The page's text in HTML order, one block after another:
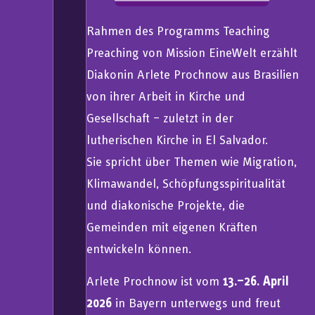
Rahmen des Programms Teaching
Preaching von Mission EineWelt erzählt
Diakonin Arlete Prochnow aus Brasilien
von ihrer Arbeit in Kirche und
Gesellschaft – zuletzt in der
lutherischen Kirche in El Salvador.
Sie spricht über Themen wie Migration,
Klimawandel, Schöpfungsspiritualität
und diakonische Projekte, die
Gemeinden mit eigenen Kräften
entwickeln können.
Arlete Prochnow ist vom13.–26. April
2026 in Bayern unterwegs und freut